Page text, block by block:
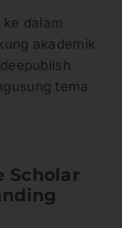
dalam
akademik
tema
Scholar